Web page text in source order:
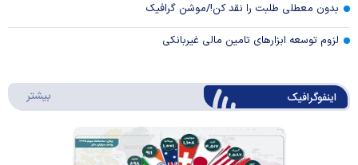
بدون معطلی طلبت را نقد کن!/موشن گرافیک
لزوم توسعه ابزارهای تامین مالی غیربانکی
اینفوگرافیک بیشتر